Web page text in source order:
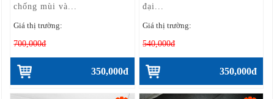
chống mùi và...
Giá thị trường:
700,000đ
350,000đ
đại...
Giá thị trường:
540,000đ
350,000đ